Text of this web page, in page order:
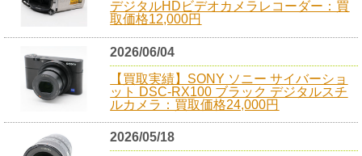
デジタルHDビデオカメラレコーダー：買
取価格12,000円
2026/06/04
【買取実績】SONY ソニー サイバーショ
ット DSC-RX100 ブラック デジタルスチ
ルカメラ：買取価格24,000円
2026/05/18